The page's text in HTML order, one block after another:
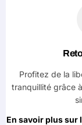
Profitez de la
tranquillité grâce
En savoir plus sur